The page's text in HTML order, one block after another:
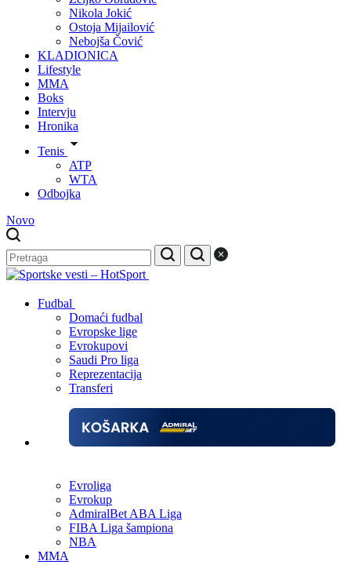
Nikola Jokić
Ostoja Mijailović
Nebojša Čović
KLADIONICA
Lifestyle
MMA
Boks
Intervju
Hronika
Tenis
ATP
WTA
Odbojka
Novo
Fudbal
Domaći fudbal
Evropske lige
Evrokupovi
Saudi Pro liga
Reprezentacija
Transferi
Evroliga
Evrokup
AdmiralBet ABA Liga
FIBA Liga šampiona
NBA
MMA